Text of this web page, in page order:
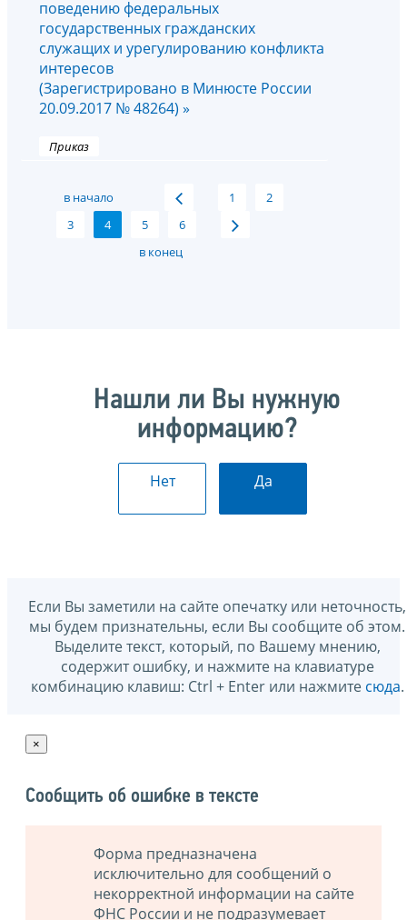
поведению федеральных
государственных гражданских
служащих и урегулированию конфликта
интересов
(Зарегистрировано в Минюсте России
20.09.2017 № 48264) »
Приказ
в начало 1
2
3
4 5
6
в конец
Нашли ли Вы нужную
информацию?
Нет Да
Если Вы заметили на сайте опечатку или неточность,
мы будем признательны, если Вы сообщите об этом.
Выделите текст, который, по Вашему мнению,
содержит ошибку, и нажмите на клавиатуре
комбинацию клавиш: Ctrl + Enter или нажмите сюда.
×
Сообщить об ошибке в тексте
Форма предназначена
исключительно для сообщений о
некорректной информации на сайте
ФНС России и не подразумевает